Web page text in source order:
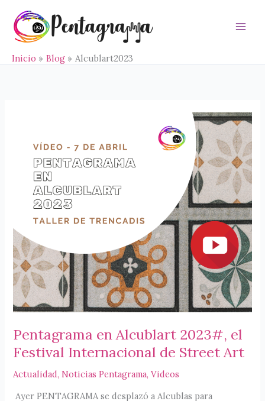
contenido
Inicio Blog Alcublart2023
Pentagrama en Alcublart 2023#, el
Festival Internacional de Street Art
Actualidad,Noticias Pentagrama,Videos
Ayer PENTAGRAMA se desplazó a Alcublas para